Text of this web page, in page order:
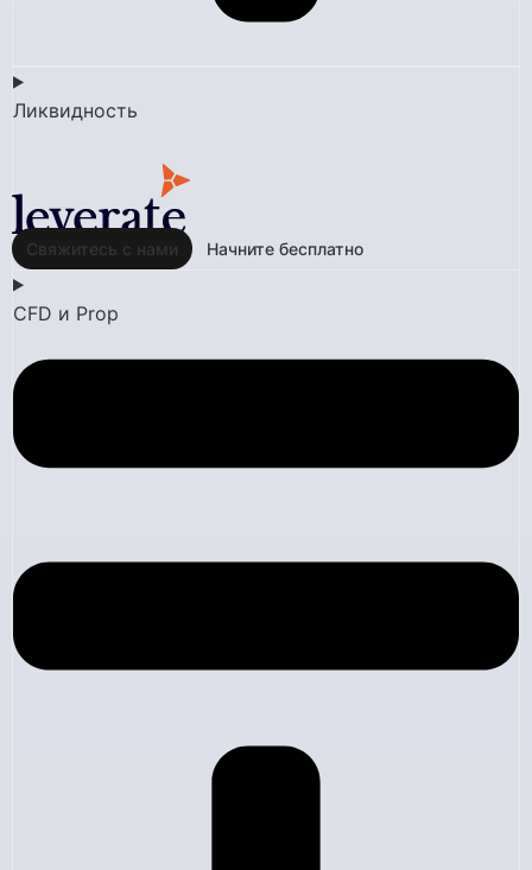
Ликвидность
Свяжитесь с нами Начните бесплатно
CFD и Prop